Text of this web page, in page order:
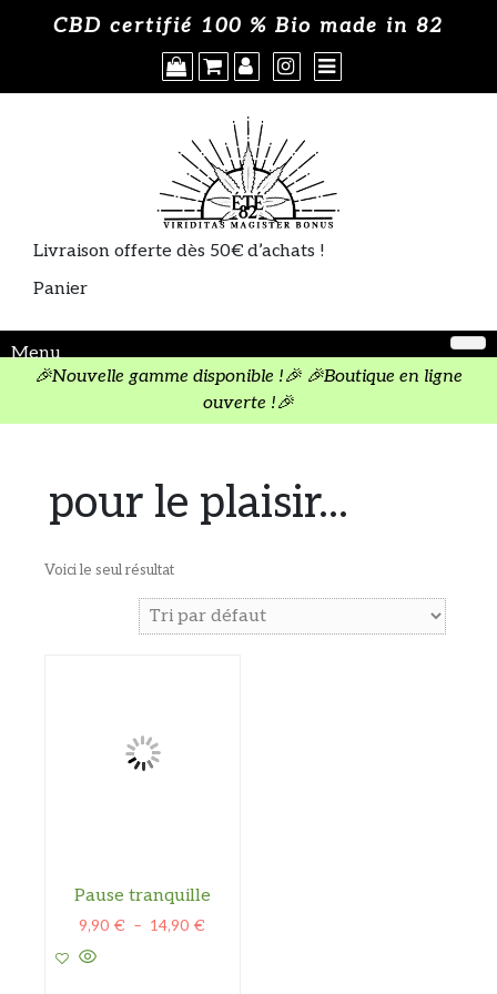
CBD certifié 100 % Bio made in 82
Livraison offerte dès 50€ d’achats !
Panier
Menu
🎉Nouvelle gamme disponible !🎉 🎉Boutique en ligne
ouverte !🎉
pour le plaisir...
Voici le seul résultat
Pause tranquille
9,90€ – 14,90€
×
Où acheter
A propos
Politique de cookies